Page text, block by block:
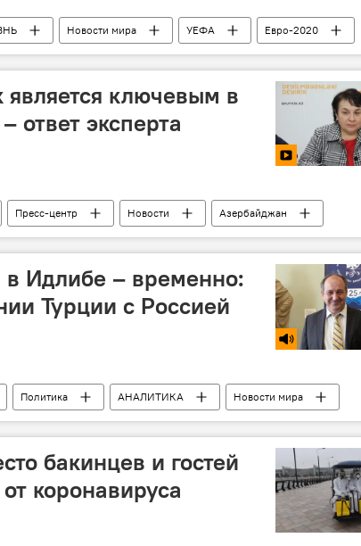
Новости мира УЕФА
Евро-2020
является ключевым в
ответ эксперта
Пресс-центр Новости Азербайджан
Идлибе – временно:
Турции с Россией
Политика АНАЛИТИКА
Новости мира
бакинцев и гостей
коронавируса